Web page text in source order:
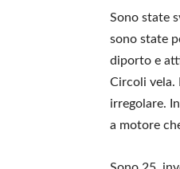
Sono state
sono state
diporto e
Circoli vela.
irregolare.
a motore